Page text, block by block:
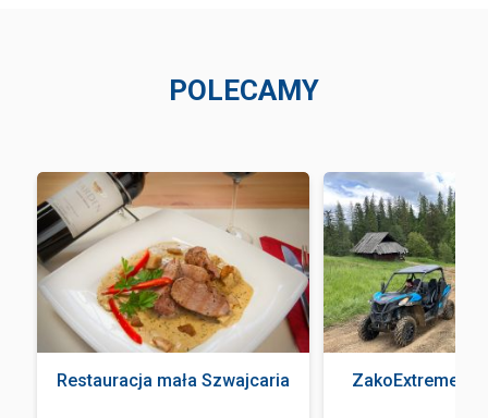
POLECAMY
Restauracja mała Szwajcaria ZakoExtreme